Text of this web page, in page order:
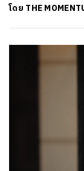
โดย THE